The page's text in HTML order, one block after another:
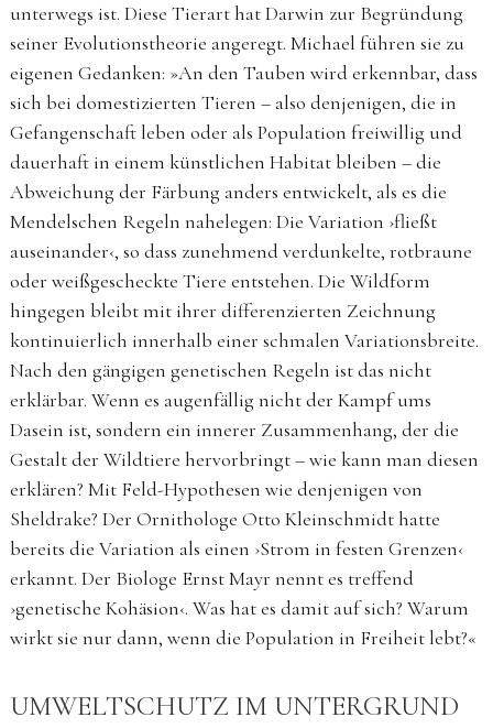
unterwegs ist. Diese Tierart hat Darwin zur Begründung
seiner Evolutionstheorie angeregt. Michael führen sie zu
eigenen Gedanken: »An den Tauben wird erkennbar, dass
sich bei domestizierten Tieren – also denjenigen, die in
Gefangenschaft leben oder als Population freiwillig und
dauerhaft in einem künstlichen Habitat bleiben – die
Abweichung der Färbung anders entwickelt, als es die
Mendelschen Regeln nahelegen: Die Variation ›fließt
auseinander‹, so dass zunehmend verdunkelte, rotbraune
oder weißgescheckte Tiere entstehen. Die Wildform
hingegen bleibt mit ihrer differenzierten Zeichnung
kontinuierlich innerhalb einer schmalen Variations­breite.
Nach den gängigen genetischen Regeln ist das nicht
erklärbar. Wenn es augenfällig nicht der Kampf ums
Dasein ist, sondern ein innerer Zusammenhang, der die
Gestalt der Wildtiere hervorbringt – wie kann man diesen
erklären? Mit Feld-Hypothesen wie denjenigen von
Sheldrake? Der Ornithologe Otto Kleinschmidt hatte
bereits die Variation als einen ›Strom in festen Grenzen‹
erkannt. Der Biologe Ernst Mayr nennt es treffend
›genetische Kohäsion‹. Was hat es damit auf sich? Warum
wirkt sie nur dann, wenn die Population in Freiheit lebt?«
UMWELTSCHUTZ IM UNTERGRUND